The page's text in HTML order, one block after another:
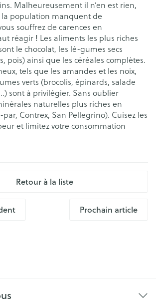
Malheureusement il n’en est rien,
la population manquent de
souffrez de carences en
réagir ! Les aliments les plus riches
le chocolat, les lé-gumes secs
pois) ainsi que les céréales complètes.
tels que les amandes et les noix,
verts (brocolis, épinards, salade
sont à privilégier. Sans oublier
naturelles plus riches en
Contrex, San Pellegrino). Cuisez les
et limitez votre consommation
Retour à la liste
Prochain article